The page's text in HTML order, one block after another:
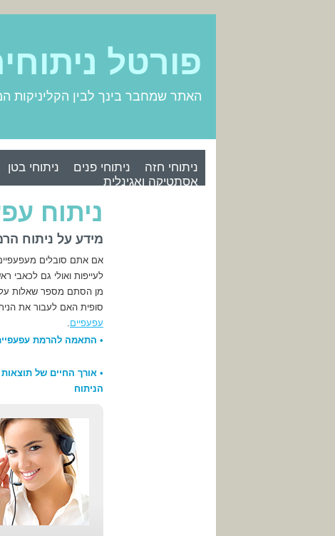
פורטל
האתר שמחבר בינך לבין הקליניקות
ניתוחי חזה ניתוחי פנים ניתוחי בטן
אסתטיקה ואגינלית
ניתוח
מידע על ניתוח
אם אתם סובלים
לעייפות ואולי גם לכאבי
מן הסתם מספר שאלות על
סופית האם לעבור את
עפעפיים.
• התאמה להרמת
• אורך החיים של תוצאות
הניתוח